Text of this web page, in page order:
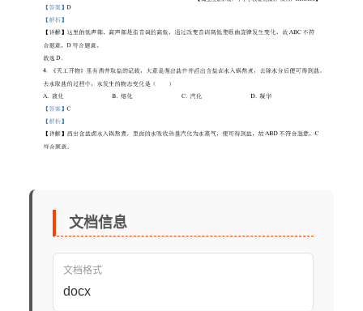
文档信息
文档格式
docx